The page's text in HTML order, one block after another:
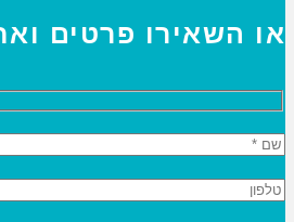
או השאירו פרטים